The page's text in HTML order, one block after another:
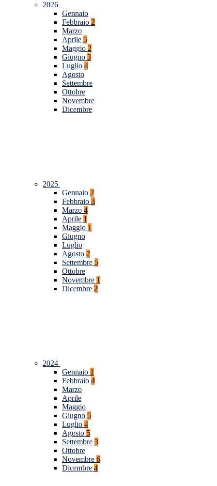
2026
Gennaio
Febbraio 2
Marzo
Aprile 5
Maggio 2
Giugno 3
Luglio 4
Agosto
Settembre
Ottobre
Novembre
Dicembre
2025
Gennaio 2
Febbraio 3
Marzo 4
Aprile 1
Maggio 1
Giugno
Luglio
Agosto 2
Settembre 5
Ottobre
Novembre 1
Dicembre 2
2024
Gennaio 1
Febbraio 4
Marzo
Aprile
Maggio
Giugno 5
Luglio 4
Agosto 5
Settembre 3
Ottobre
Novembre 6
Dicembre 4